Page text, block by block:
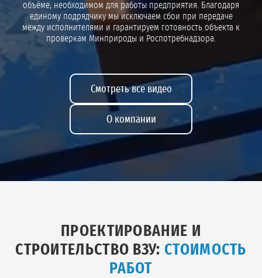
объёме, необходимом для работы предприятия. Благодаря
единому подрядчику мы исключаем сбои при передаче
между исполнителями и гарантируем готовность объекта к
проверкам Минприроды и Роспотребнадзора.
Смотреть все видео
О компании
ПРОЕКТИРОВАНИЕ И
СТРОИТЕЛЬСТВО ВЗУ: СТОИМОСТЬ
РАБОТ